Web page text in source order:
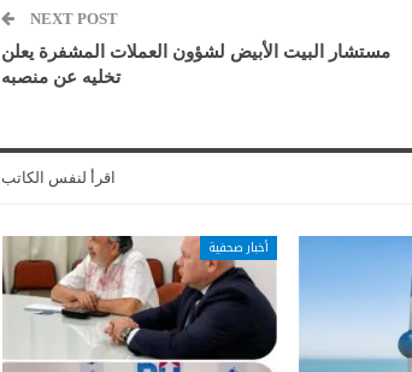
NEXT POST
مستشار البيت الأبيض لشؤون العملات المشفرة يعلن
تخليه عن منصبه
اقرأ لنفس الكاتب
أخبار صحفية